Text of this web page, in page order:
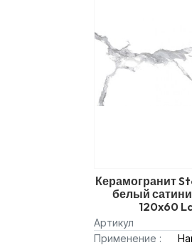
Керамогранит
белый
120x60
Артикул
Применение :